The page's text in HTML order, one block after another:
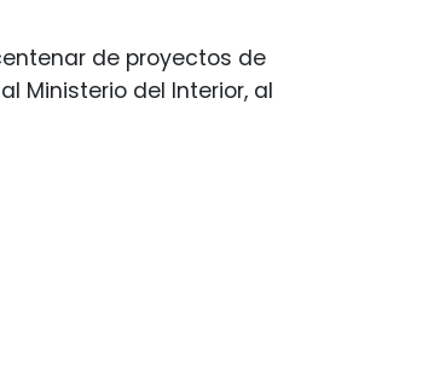
de proyectos de
Ministerio del Interior, al